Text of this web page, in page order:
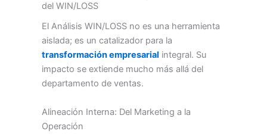
del WIN/LOSS
El Análisis WIN/LOSS no es una herramienta
aislada; es un catalizador para la
transformación empresarial integral. Su
impacto se extiende mucho más allá del
departamento de ventas.
Alineación Interna: Del Marketing a la
Operación